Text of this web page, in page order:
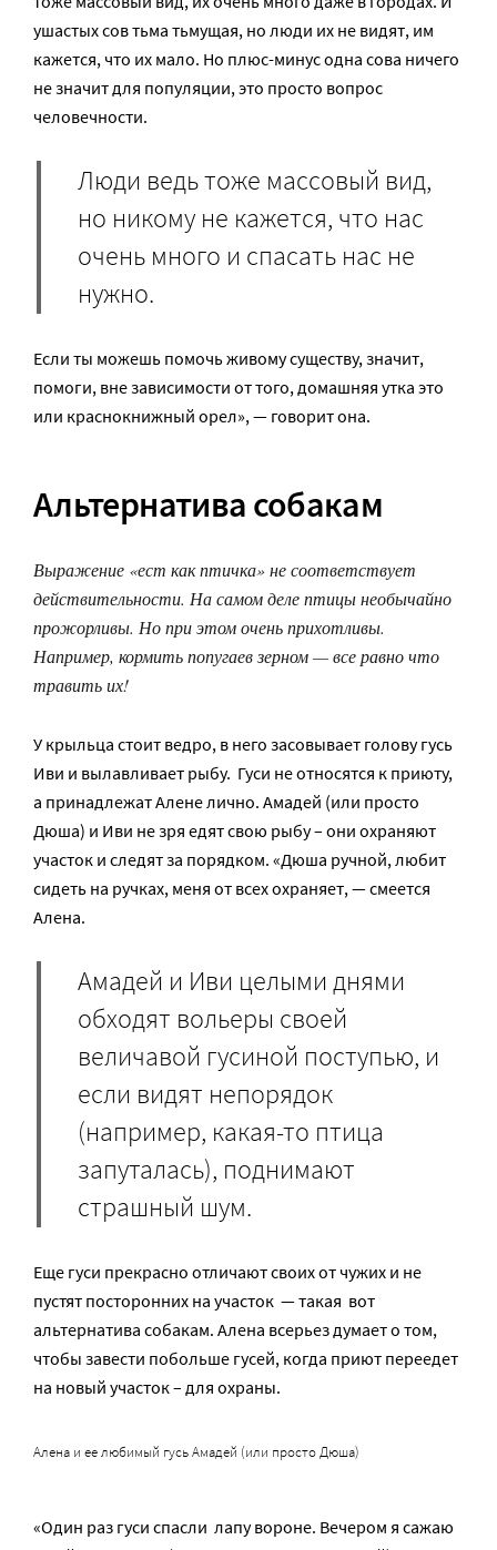
ушастых сов тьма тьмущая, но люди их не видят, им
кажется, что их мало. Но плюс-минус одна сова ничего
не значит для популяции, это просто вопрос
человечности.
Люди ведь тоже массовый вид,
но никому не кажется, что нас
очень много и спасать нас не
нужно.
Если ты можешь помочь живому существу, значит,
помоги, вне зависимости от того, домашняя утка это
или краснокнижный орел», — говорит она.
Альтернатива собакам
Выражение «ест как птичка» не соответствует
действительности. На самом деле птицы необычайно
прожорливы. Но при этом очень прихотливы.
Например, кормить попугаев зерном — все равно что
травить их!
У крыльца стоит ведро, в него засовывает голову гусь
Иви и вылавливает рыбу. Гуси не относятся к приюту,
а принадлежат Алене лично. Амадей (или просто
Дюша) и Иви не зря едят свою рыбу – они охраняют
участок и следят за порядком. «Дюша ручной, любит
сидеть на ручках, меня от всех охраняет, — смеется
Алена.
Амадей и Иви целыми днями
обходят вольеры своей
величавой гусиной поступью, и
если видят непорядок
(например, какая-то птица
запуталась), поднимают
страшный шум.
Еще гуси прекрасно отличают своих от чужих и не
пустят посторонних на участок — такая вот
альтернатива собакам. Алена всерьез думает о том,
чтобы завести побольше гусей, когда приют переедет
на новый участок – для охраны.
Алена и ее любимый гусь Амадей (или просто Дюша)
«Один раз гуси спасли лапу вороне. Вечером я сажаю